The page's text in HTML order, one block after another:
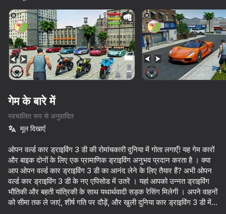
डिवाइस घुमाएँ
यह गेम केवल लैंडस्केप
ओरिएंटेशन का समर्थन करता है
प्ले
Crash X
72
Cool Cars Run 3D
69
Driving School Simulator
70
Chasing
52
गेम के बारे में
स्वचालित रूप से अनुवादित
मूल दिखाएँ
ओपन वर्ल्ड कार ड्राइविंग 3 डी की रोमांचकारी दुनिया में गोता लगाएँ! यह गेम कारों
और बाइक दोनों के लिए एक प्रामाणिक ड्राइविंग अनुभव प्रदान करता है । क्या
आप ओपन वर्ल्ड कार ड्राइविंग 3 डी का आनंद लेने के लिए तैयार हैं? अभी ओपन
वर्ल्ड कार ड्राइविंग 3 डी के नए एपिसोड में उतरें । यहां आपको उन्नत ड्राइविंग
भौतिकी और बहती यांत्रिकी के साथ यथार्थवादी सड़क रेसिंग मिलेगी । अपने वाहनों
को सीमा तक ले जाएं, शीर्ष गति पर दौड़ें, और खुली दुनिया कार ड्राइविंग 3 डी में